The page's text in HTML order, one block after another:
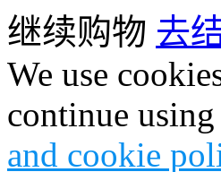
继续购物 去
We use
continue
and cookie